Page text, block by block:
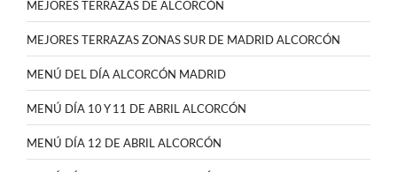
MEJORES TERRAZAS DE ALCORCÓN
MEJORES TERRAZAS ZONAS SUR DE MADRID ALCORCÓN
MENÚ DEL DÍA ALCORCÓN MADRID
MENÚ DÍA 10 Y 11 DE ABRIL ALCORCÓN
MENÚ DÍA 12 DE ABRIL ALCORCÓN